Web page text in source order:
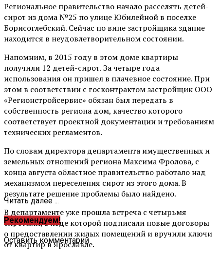
Региональное правительство начало расселять детей-
сирот из дома №25 по улице Юбилейной в поселке
Борисоглебский. Сейчас по вине застройщика здание
находится в неудовлетворительном состоянии.
Напомним, в 2015 году в этом доме квартиры
получили 12 детей-сирот. За четыре года
использования он пришел в плачевное состояние. При
этом в соответствии с госконтрактом застройщик ООО
«Регионстройсервис» обязан был передать в
собственность региона дом, качество которого
соответствует проектной документации и требованиям
технических регламентов.
По словам директора департамента имущественных и
земельных отношений региона Максима Фролова, с
конца августа областное правительство работало над
механизмом переселения сирот из этого дома. В
результате решение проблемы было найдено.
В департаменте уже прошла встреча с четырьмя
сиротами, в ходе которой подписали новые договоры
о предоставлении жилых помещений и вручили ключи
от квартир в Ярославле.
Читать далее ...
Рекомендуем!
Оставить комментарий